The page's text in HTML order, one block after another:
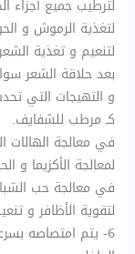
لترطيب جميع أجزاء
لتغذية الرموش و
لتنعيم و تغذية
بعد حلاقة الشعر
و التهيجات التي
كـ مرطب للشفايف.
في معالجة الهالات
لمعالجة الأكزيما و
في معالجة حب
لتقوية الأظافر و
6- يتم امتصاصه